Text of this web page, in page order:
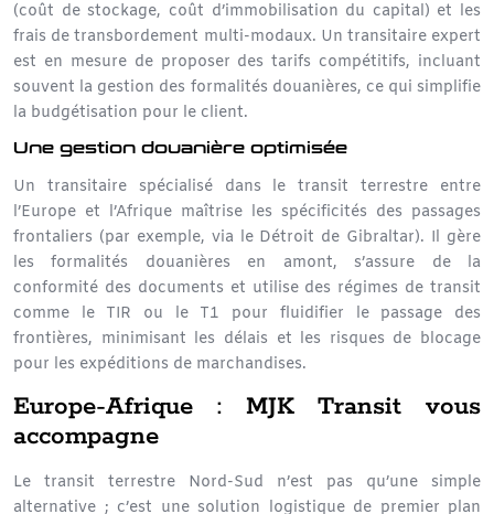
(coût de stockage, coût d’immobilisation du capital) et les
frais de transbordement multi-modaux. Un transitaire expert
est en mesure de proposer des tarifs compétitifs, incluant
souvent la gestion des formalités douanières, ce qui simplifie
la budgétisation pour le client.
Une gestion douanière optimisée
Un transitaire spécialisé dans le transit terrestre entre
l’Europe et l’Afrique maîtrise les spécificités des passages
frontaliers (par exemple, via le Détroit de Gibraltar). Il gère
les formalités douanières en amont, s’assure de la
conformité des documents et utilise des régimes de transit
comme le TIR ou le T1 pour fluidifier le passage des
frontières, minimisant les délais et les risques de blocage
pour les expéditions de marchandises.
Europe-Afrique : MJK Transit vous
accompagne
Le transit terrestre Nord-Sud n’est pas qu’une simple
alternative ; c’est une solution logistique de premier plan